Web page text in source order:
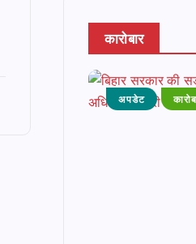
कारोबार
अपडेट